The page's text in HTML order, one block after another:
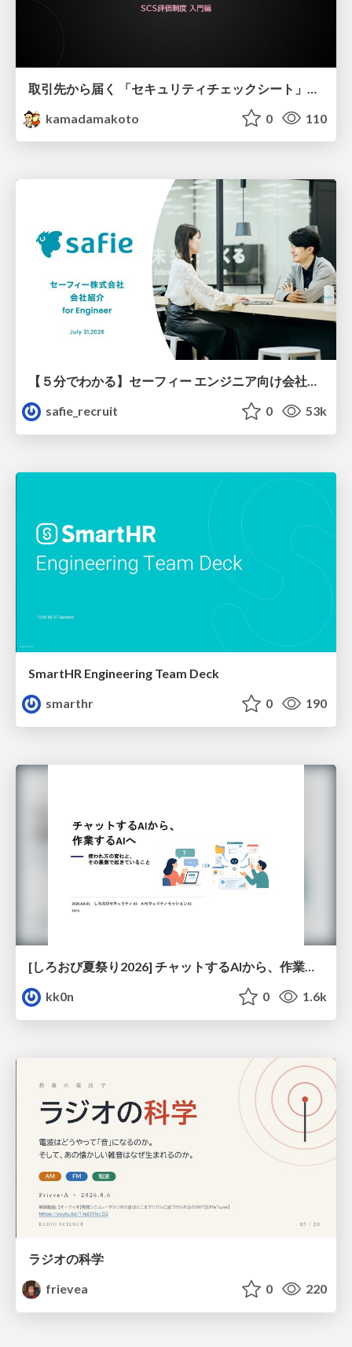
kamadamakoto
0 110
【５分でわかる】セーフィー エンジニア向け会社紹介
safie_recruit
0 53k
SmartHR Engineering Team Deck
smarthr
0 190
kk0n
0 1.6k
ラジオの科学
frievea
0 220